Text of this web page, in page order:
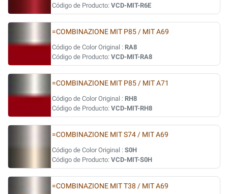
Código de Producto: VCD-MIT-R6E
=COMBINAZIONE MIT P85 / MIT A69
Código de Color Original : RA8
Código de Producto: VCD-MIT-RA8
=COMBINAZIONE MIT P85 / MIT A71
Código de Color Original : RH8
Código de Producto: VCD-MIT-RH8
=COMBINAZIONE MIT S74 / MIT A69
Código de Color Original : S0H
Código de Producto: VCD-MIT-S0H
=COMBINAZIONE MIT T38 / MIT A69